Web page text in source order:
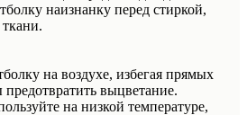
наизнанку перед стиркой,
на воздухе, избегая прямых
выцветание.
на низкой температуре,